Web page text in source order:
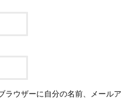
ラウザーに自分の名前、メールア